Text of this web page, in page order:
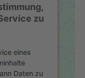
zu
eines
Daten zu